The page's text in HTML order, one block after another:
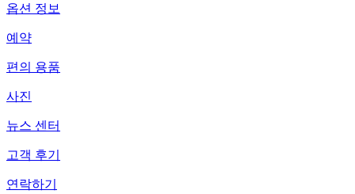
옵션 정보
예약
편의 용품
사진
뉴스 센터
고객 후기
연락하기